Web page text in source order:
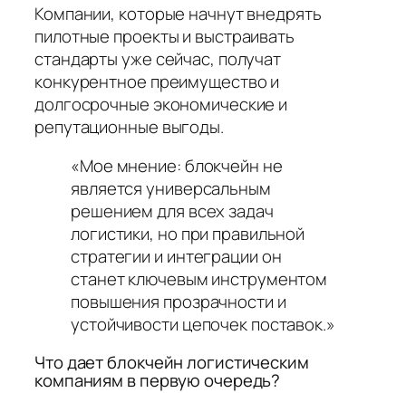
Компании, которые начнут внедрять
пилотные проекты и выстраивать
стандарты уже сейчас, получат
конкурентное преимущество и
долгосрочные экономические и
репутационные выгоды.
«Мое мнение: блокчейн не
является универсальным
решением для всех задач
логистики, но при правильной
стратегии и интеграции он
станет ключевым инструментом
повышения прозрачности и
устойчивости цепочек поставок.»
Что дает блокчейн логистическим
компаниям в первую очередь?